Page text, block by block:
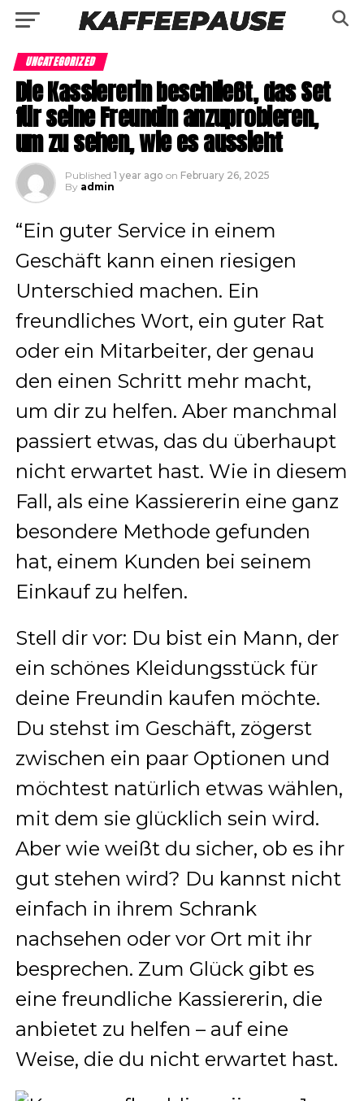
UNCATEGORIZED
Die Kassiererin beschließt, das Set
für seine Freundin anzuprobieren,
um zu sehen, wie es aussieht
Published 1 year ago on February 26, 2025
By admin
“Ein guter Service in einem
Geschäft kann einen riesigen
Unterschied machen. Ein
freundliches Wort, ein guter Rat
oder ein Mitarbeiter, der genau
den einen Schritt mehr macht,
um dir zu helfen. Aber manchmal
passiert etwas, das du überhaupt
nicht erwartet hast. Wie in diesem
Fall, als eine Kassiererin eine ganz
besondere Methode gefunden
hat, einem Kunden bei seinem
Einkauf zu helfen.
Stell dir vor: Du bist ein Mann, der
ein schönes Kleidungsstück für
deine Freundin kaufen möchte.
Du stehst im Geschäft, zögerst
zwischen ein paar Optionen und
möchtest natürlich etwas wählen,
mit dem sie glücklich sein wird.
Aber wie weißt du sicher, ob es ihr
gut stehen wird? Du kannst nicht
einfach in ihrem Schrank
nachsehen oder vor Ort mit ihr
besprechen. Zum Glück gibt es
eine freundliche Kassiererin, die
anbietet zu helfen – auf eine
Weise, die du nicht erwartet hast.